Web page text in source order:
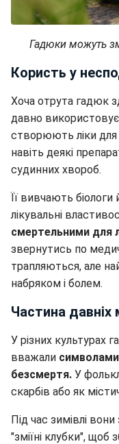
Гадюки можуть
Користь у
Хоча отрута гадюк
давно
створюють ліки для
навіть деякі
судинних хвороб.
Її вивчають
лікувальні
смертельними для
звернутись по
трапляються, але
набряком і болем.
Частина давніх
У різних культурах
вважали
безсмертя. У
скарбів або як
Під час зимівлі
"зміїні клубки", щоб